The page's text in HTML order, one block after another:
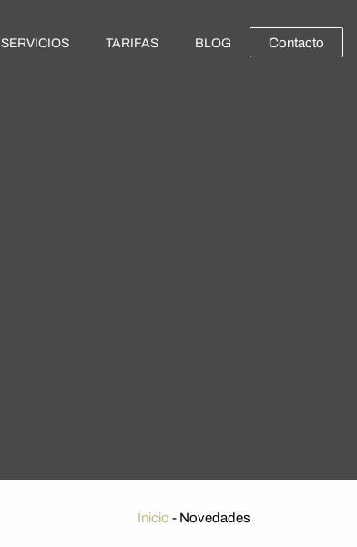
SERVICIOS TARIFAS BLOG Contacto
Inicio - Novedades